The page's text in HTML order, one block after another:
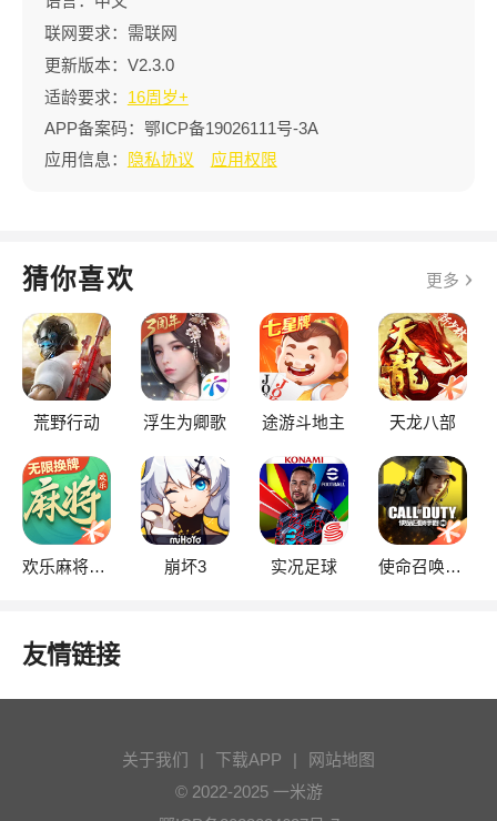
联网要求：需联网
更新版本：V2.3.0
适龄要求： 16周岁+
APP备案码： 鄂ICP备19026111号-3A
应用信息：
隐私协议 应用权限
猜你喜欢 更多
荒野行动 浮生为卿歌 途游斗地主 天龙八部
欢乐麻将全集 崩坏3 实况足球 使命召唤手游
友情链接
关于我们 | 下载APP |
网站地图
© 2022-2025 一米游